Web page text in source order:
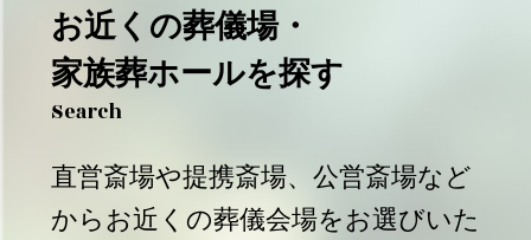
お近くの葬儀場・
家族葬ホールを探す
Search
直営斎場や提携斎場、公営斎場など
からお近くの葬儀会場をお選びいた